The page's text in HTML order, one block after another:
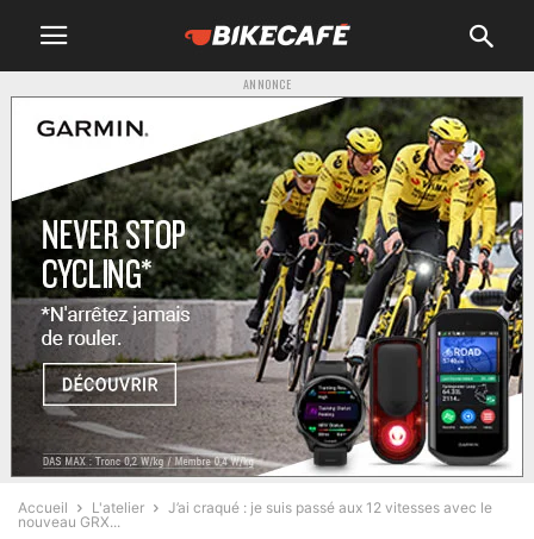
ANNONCE
Accueil L'atelier
J’ai craqué : je suis passé aux 12 vitesses avec le
nouveau GRX...